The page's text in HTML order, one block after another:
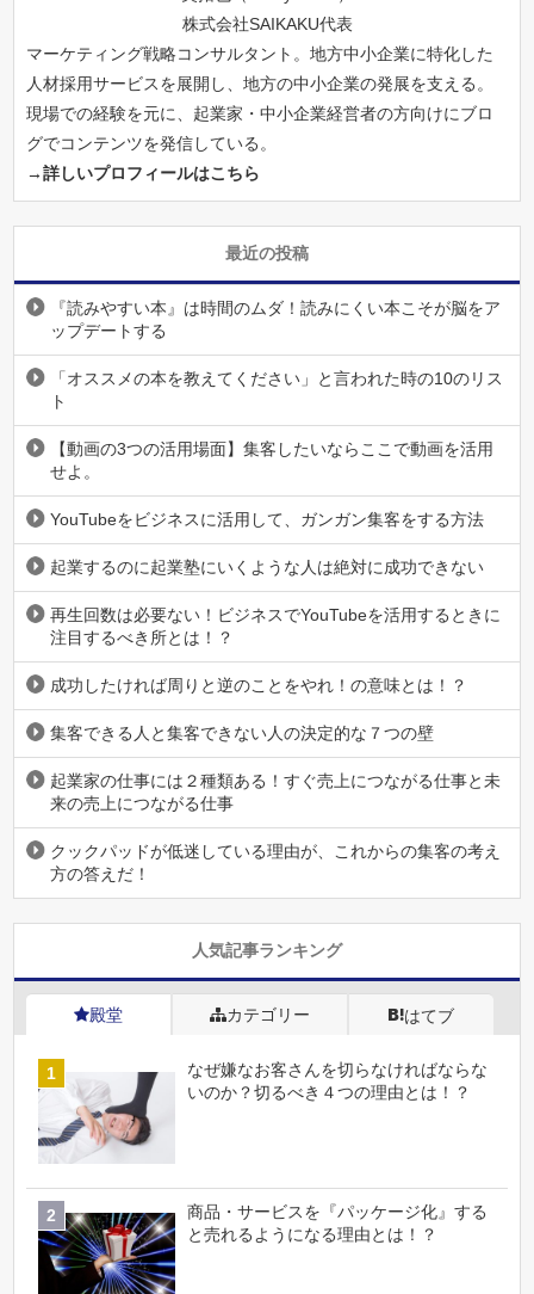
株式会社SAIKAKU代表
マーケティング戦略コンサルタント。地方中小企業に特化した
人材採用サービスを展開し、地方の中小企業の発展を支える。
現場での経験を元に、起業家・中小企業経営者の方向けにブロ
グでコンテンツを発信している。
→詳しいプロフィールはこちら
最近の投稿
『読みやすい本』は時間のムダ！読みにくい本こそが脳をア
ップデートする
「オススメの本を教えてください」と言われた時の10のリス
ト
【動画の3つの活用場面】集客したいならここで動画を活用
せよ。
YouTubeをビジネスに活用して、ガンガン集客をする方法
起業するのに起業塾にいくような人は絶対に成功できない
再生回数は必要ない！ビジネスでYouTubeを活用するときに
注目するべき所とは！？
成功したければ周りと逆のことをやれ！の意味とは！？
集客できる人と集客できない人の決定的な７つの壁
起業家の仕事には２種類ある！すぐ売上につながる仕事と未
来の売上につながる仕事
クックパッドが低迷している理由が、これからの集客の考え
方の答えだ！
人気記事ランキング
殿堂 カテゴリー はてブ
なぜ嫌なお客さんを切らなければならな
いのか？切るべき４つの理由とは！？
商品・サービスを『パッケージ化』する
と売れるようになる理由とは！？